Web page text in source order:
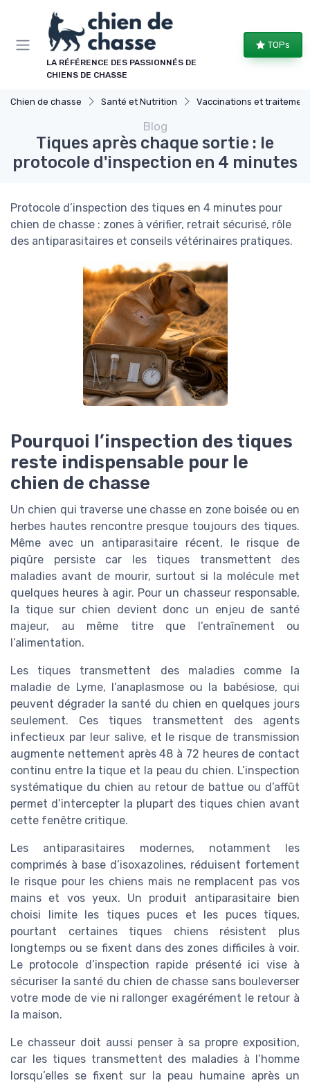
LA RÉFÉRENCE DES PASSIONNÉS DE
CHIENS DE CHASSE
TOPs
Chien de chasse Santé et Nutrition Vaccinations et traitements antiparasitaires
Blog
Tiques après chaque sortie : le
protocole d'inspection en 4 minutes
Protocole d’inspection des tiques en 4 minutes pour
chien de chasse : zones à vérifier, retrait sécurisé, rôle
des antiparasitaires et conseils vétérinaires pratiques.
Pourquoi l’inspection des tiques
reste indispensable pour le
chien de chasse
Un chien qui traverse une chasse en zone boisée ou en
herbes hautes rencontre presque toujours des tiques.
Même avec un antiparasitaire récent, le risque de
piqûre persiste car les tiques transmettent des
maladies avant de mourir, surtout si la molécule met
quelques heures à agir. Pour un chasseur responsable,
la tique sur chien devient donc un enjeu de santé
majeur, au même titre que l’entraînement ou
l’alimentation.
Les tiques transmettent des maladies comme la
maladie de Lyme, l’anaplasmose ou la babésiose, qui
peuvent dégrader la santé du chien en quelques jours
seulement. Ces tiques transmettent des agents
infectieux par leur salive, et le risque de transmission
augmente nettement après 48 à 72 heures de contact
continu entre la tique et la peau du chien. L’inspection
systématique du chien au retour de battue ou d’affût
permet d’intercepter la plupart des tiques chien avant
cette fenêtre critique.
Les antiparasitaires modernes, notamment les
comprimés à base d’isoxazolines, réduisent fortement
le risque pour les chiens mais ne remplacent pas vos
mains et vos yeux. Un produit antiparasitaire bien
choisi limite les tiques puces et les puces tiques,
pourtant certaines tiques chiens résistent plus
longtemps ou se fixent dans des zones difficiles à voir.
Le protocole d’inspection rapide présenté ici vise à
sécuriser la santé du chien de chasse sans bouleverser
votre mode de vie ni rallonger exagérément le retour à
la maison.
Le chasseur doit aussi penser à sa propre exposition,
car les tiques transmettent des maladies à l’homme
lorsqu’elles se fixent sur la peau humaine après un
Panneau de gestion des cookies